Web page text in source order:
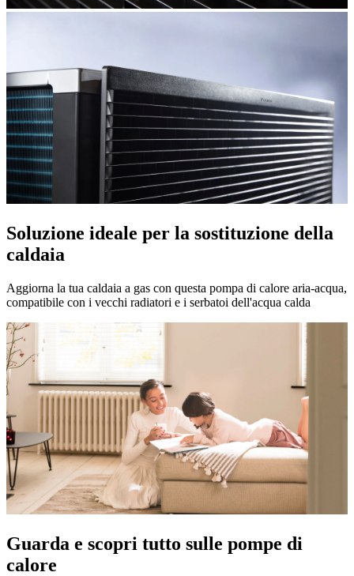
Soluzione ideale per la sostituzione della
caldaia
Aggiorna la tua caldaia a gas con questa pompa di calore aria-acqua,
compatibile con i vecchi radiatori e i serbatoi dell'acqua calda
Guarda e scopri tutto sulle pompe di
calore